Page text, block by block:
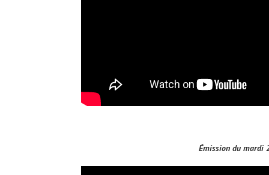
Émission du mardi